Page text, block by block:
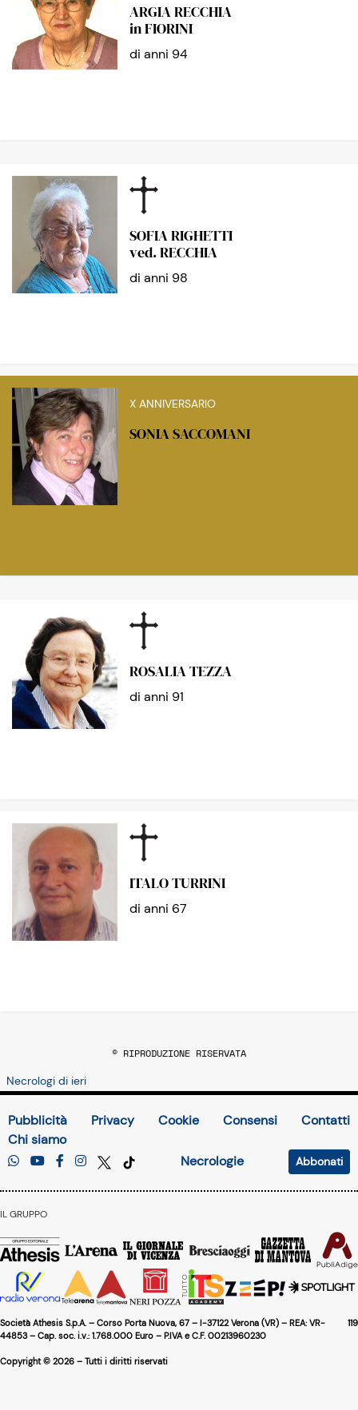
ARGIA RECCHIA
in FIORINI
di anni 94
SOFIA RIGHETTI
ved. RECCHIA
di anni 98
X ANNIVERSARIO
SONIA SACCOMANI
ROSALIA TEZZA
di anni 91
ITALO TURRINI
di anni 67
© RIPRODUZIONE RISERVATA
Necrologi di ieri
Pubblicità Privacy Cookie Consensi
Contatti
Chi siamo
Necrologie
Abbonati
IL GRUPPO
119
Società Athesis S.p.A. – Corso Porta Nuova, 67 – I-37122 Verona (VR) – REA: VR-
44853 – Cap. soc. i.v.: 1.768.000 Euro – P.IVA e C.F. 00213960230
Copyright © 2026 – Tutti i diritti riservati